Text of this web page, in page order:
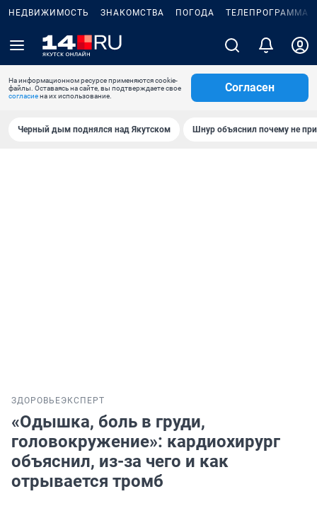
НЕДВИЖИМОСТЬ ЗНАКОМСТВА ПОГОДА ТЕЛЕПРОГРАММА
На информационном ресурсе применяются cookie-
файлы. Оставаясь на сайте, вы подтверждаете свое
согласиена их использование.
Согласен
Черный дым поднялся над Якутском Шнур объяснил почему не
ЗДОРОВЬЕЭКСПЕРТ
«Одышка, боль в груди,
головокружение»: кардиохирург
объяснил, из-за чего и как
отрывается тромб